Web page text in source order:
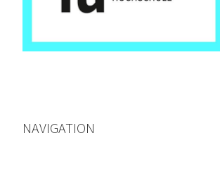
NAVIGATION